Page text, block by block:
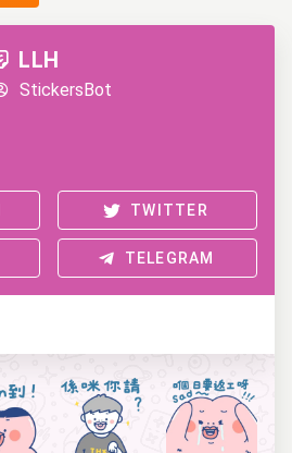
LLH
StickersBot
TWITTER
TELEGRAM